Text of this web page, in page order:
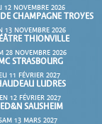
12 NOVEMBRE 2026
CHAMPAGNE TROYES
13 NOVEMBRE 2026
THIONVILLE
28 NOVEMBRE 2026
STRASBOURG
11 FÉVRIER 2027
LUDRES
12 FÉVRIER 2027
SAUSHEIM
13 MARS 2027